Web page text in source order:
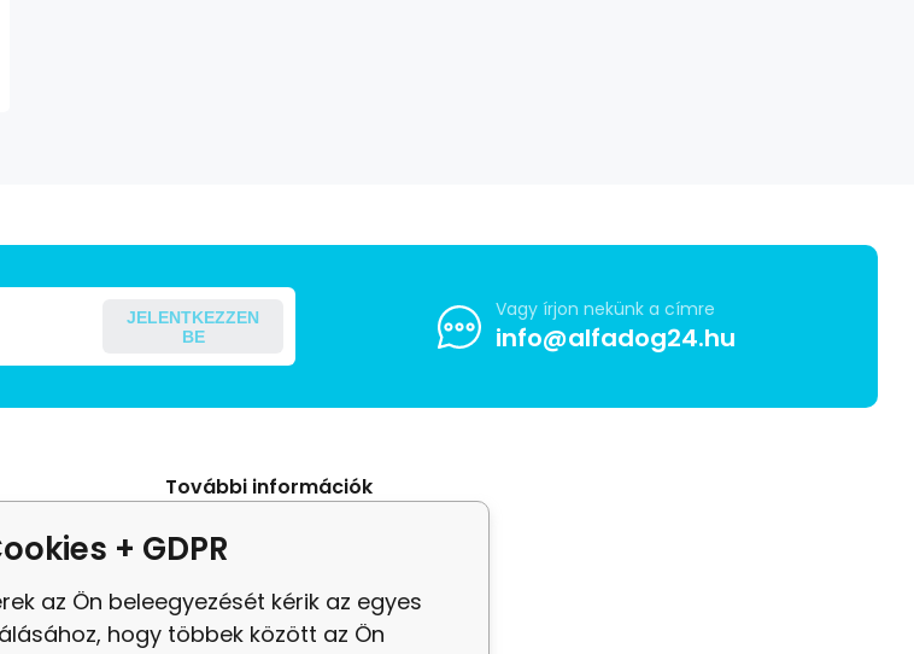
JELENTKEZZEN
BE
Vagy írjon nekünk a címre
info@alfadog24.hu
További információk
panasz
Felülvizsgálat
+ GDPR
az Ön beleegyezését kérik az egyes
hogy többek között az Ön